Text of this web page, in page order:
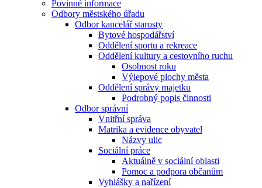
Povinné informace
Odbory městského úřadu
Odbor kancelář starosty
Bytové hospodářství
Oddělení sportu a rekreace
Oddělení kultury a cestovního ruchu
Osobnost roku
Výlepové plochy města
Oddělení správy majetku
Podrobný popis činnosti
Odbor správní
Vnitřní správa
Matrika a evidence obyvatel
Názvy ulic
Sociální práce
Aktuálně v sociální oblasti
Pomoc a podpora občanům
Vyhlášky a nařízení